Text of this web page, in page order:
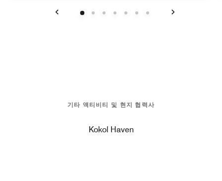
기타 액티비티 및 현지 협력사
Kokol Haven